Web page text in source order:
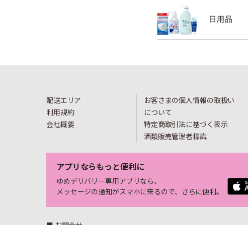
配送エリア
利用規約
会社概要
お客さまの個人情報の取扱い
について
特定商取引法に基づく表示
酒類販売管理者標識
アプリならもっと便利に
ゆめデリバリー専用アプリなら、
メッセージの通知がスマホに来るので、さらに便利。